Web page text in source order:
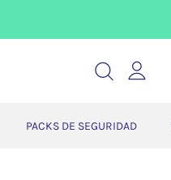
PACKS DE SEGURIDAD